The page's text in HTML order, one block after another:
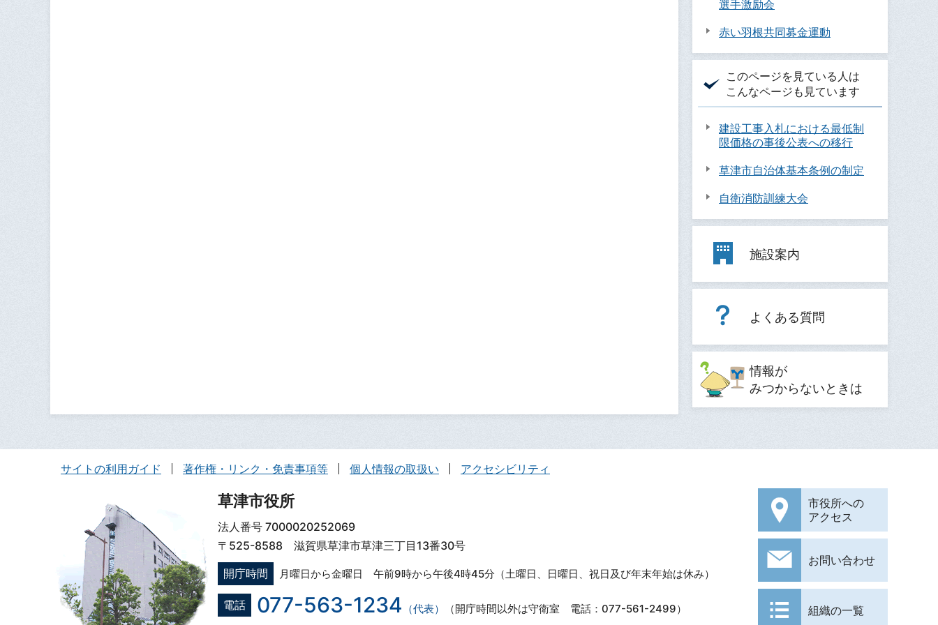
選手激励会
赤い羽根共同募金運動
このページを見ている人は
こんなページも見ています
建設工事入札における最低制
限価格の事後公表への移行
草津市自治体基本条例の制定
自衛消防訓練大会
施設案内
よくある質問
情報が
みつからないときは
サイトの利用ガイド 著作権・リンク・免責事項等 個人情報の取扱い アクセシビリティ
草津市役所
法人番号 7000020252069
〒525-8588 滋賀県草津市草津三丁目13番30号
開庁時間
月曜日から金曜日 午前9時から午後4時45分（土曜日、日曜日、祝日及び年末年始は休み）
電話 077-563-1234 （代表） （開庁時間以外は守衛室 電話：077-561-2499）
市役所への
アクセス
お問い合わせ
組織の一覧